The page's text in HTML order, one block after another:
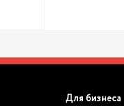
Для бизнеса